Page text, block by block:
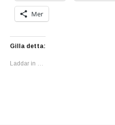
Mer
Gilla detta:
Laddar in …